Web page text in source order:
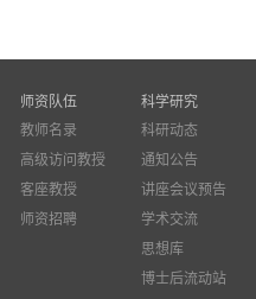
师资队伍
教师名录
高级访问教授
客座教授
师资招聘
科学研究
科研动态
通知公告
讲座会议预告
学术交流
思想库
博士后流动站